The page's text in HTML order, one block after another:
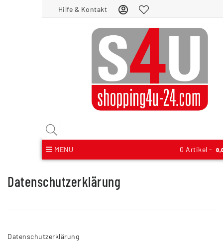
Hilfe & Kontakt
MENU 0 Artikel -
Daten­schutz­erklärung
Datenschutzerklärung